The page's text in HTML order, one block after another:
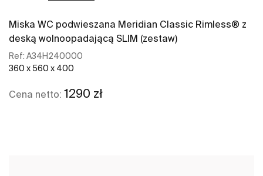
Miska WC podwieszana Meridian Classic Rimless® z
deską wolnoopadającą SLIM (zestaw)
Ref: A34H240000
360 x 560 x 400
Cena netto: 1290 zł